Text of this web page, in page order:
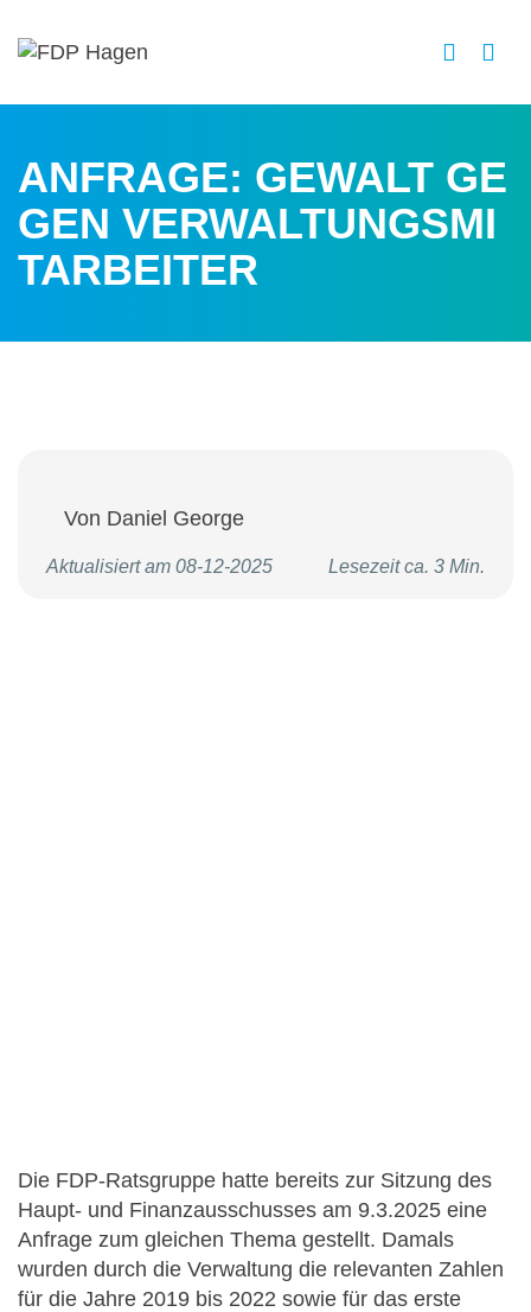
ANFRAGE: GEWALT GE
GEN VERWALTUNGSMI
TARBEITER
Von Daniel George
Aktualisiert am 08-12-2025 Lesezeit ca. 3 Min.
Die FDP-Ratsgruppe hatte bereits zur Sitzung des
Haupt- und Finanzausschusses am 9.3.2025 eine
Anfrage zum gleichen Thema gestellt. Damals
wurden durch die Verwaltung die relevanten Zahlen
für die Jahre 2019 bis 2022 sowie für das erste